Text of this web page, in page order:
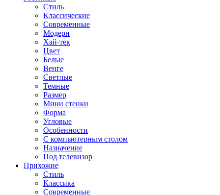
Стиль
Классические
Современные
Модерн
Хай-тек
Цвет
Белые
Венге
Светлые
Темные
Размер
Мини стенки
Форма
Угловые
Особенности
С компьютерным столом
Назначение
Под телевизор
Прихожие
Стиль
Классика
Современные